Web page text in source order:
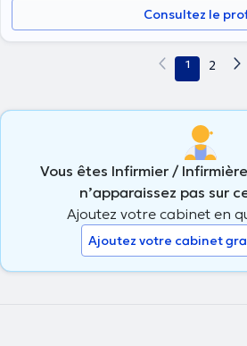
Consultez le
1 2
Vous êtes Infirmier /
n’apparaissez pas sur
Ajoutez votre cabinet en
Ajoutez votre cabinet